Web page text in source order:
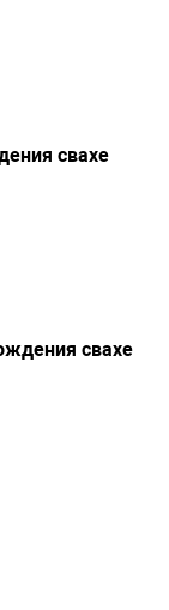
свахе
свахе